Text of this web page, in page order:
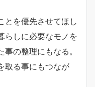
とを優先させてほし
らしに必要なモノを
の整理にもなる。
取る事にもつなが